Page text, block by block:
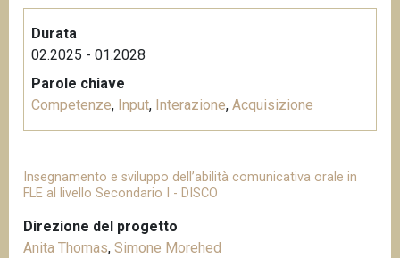
Durata
02.2025 - 01.2028
Parole chiave
Competenze, Input, Interazione, Acquisizione
Insegnamento e sviluppo dell’abilità comunicativa orale in
FLE al livello Secondario I - DISCO
Direzione del progetto
Anita Thomas, Simone Morehed